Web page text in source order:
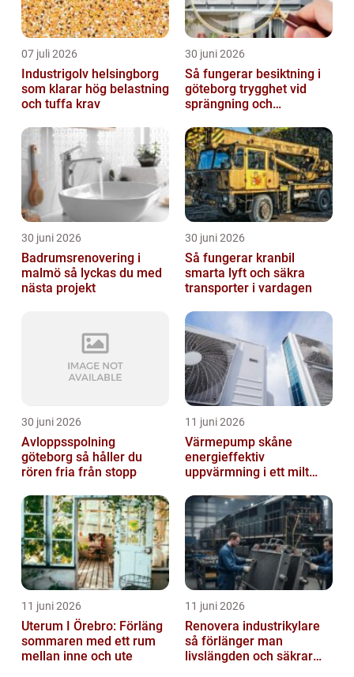
07 juli 2026
Industrigolv helsingborg
som klarar hög belastning
och tuffa krav
30 juni 2026
Så fungerar besiktning i
göteborg trygghet vid
sprängning och
30 juni 2026
Badrumsrenovering i
malmö så lyckas du med
nästa projekt
30 juni 2026
Så fungerar kranbil
smarta lyft och säkra
transporter i vardagen
30 juni 2026
Avloppsspolning
göteborg så håller du
rören fria från stopp
11 juni 2026
Värmepump skåne
energieffektiv
uppvärmning i ett milt
11 juni 2026
Uterum I Örebro: Förläng
sommaren med ett rum
mellan inne och ute
11 juni 2026
Renovera industrikylare
så förlänger man
livslängden och säkrar